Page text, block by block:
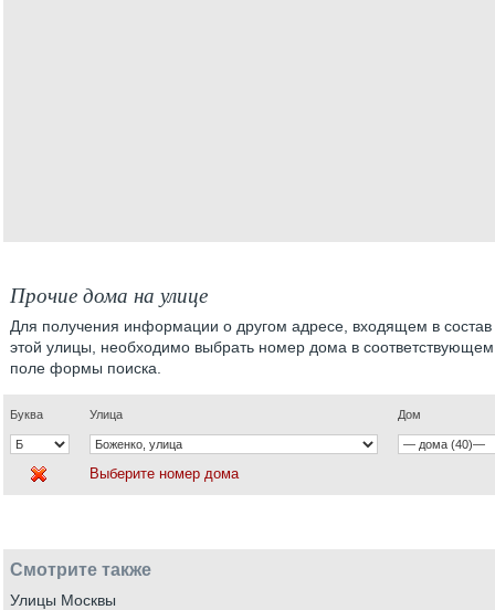
Прочие дома на улице
Для получения информации о другом адресе, входящем в состав
этой улицы, необходимо выбрать номер дома в соответствующем
поле формы поиска.
Буква Улица Дом
Выберите номер дома
Смотрите также
Улицы Москвы